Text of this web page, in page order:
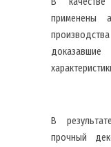
применены
доказавшие
В
прочный